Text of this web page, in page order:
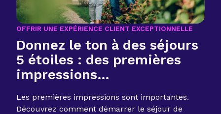
OFFRIR UNE EXPÉRIENCE CLIENT EXCEPTIONNELLE
Donnez le ton à des séjours
5 étoiles : des premières
impressions
Les premières impressions sont importantes.
Découvrez comment démarrer le séjour de